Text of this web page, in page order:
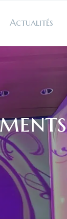
Actualités